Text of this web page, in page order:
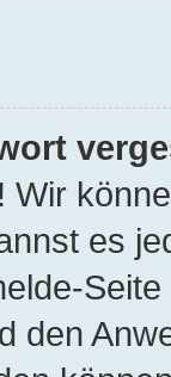
Wir
es
den